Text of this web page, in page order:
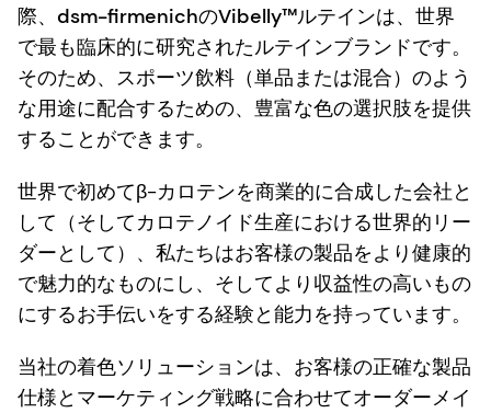
際、dsm-firmenichのVibelly™ルテインは、世界
で最も臨床的に研究されたルテインブランドです。
そのため、スポーツ飲料（単品または混合）のよう
な用途に配合するための、豊富な色の選択肢を提供
することができます。
世界で初めてβ-カロテンを商業的に合成した会社と
して（そしてカロテノイド生産における世界的リー
ダーとして）、私たちはお客様の製品をより健康的
で魅力的なものにし、そしてより収益性の高いもの
にするお手伝いをする経験と能力を持っています。
当社の着色ソリューションは、お客様の正確な製品
仕様とマーケティング戦略に合わせてオーダーメイ